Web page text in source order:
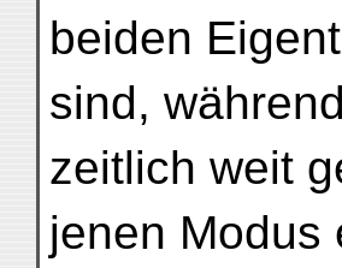
beiden
sind,
zeitlich weit
jenen Modus